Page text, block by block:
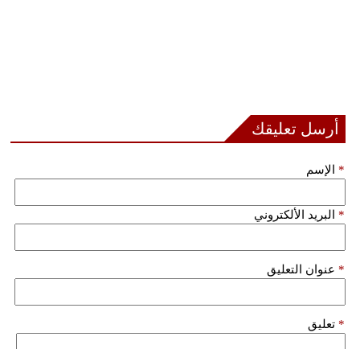
أرسل تعليقك
الإسم *
البريد الألكتروني *
عنوان التعليق *
تعليق *